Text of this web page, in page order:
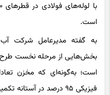
است.
به گفته مدیرعامل شرکت
بخش‌هایی از مرحله نخست